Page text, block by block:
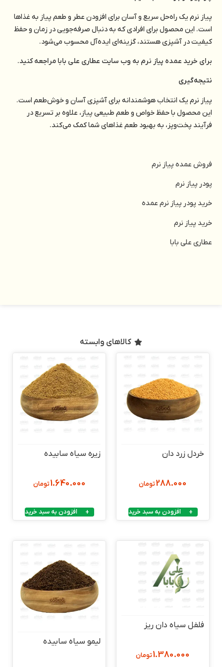
پیاز نرم یک راه‌حل سریع و آسان برای افزودن عطر و طعم پیاز به غذاها
است. این محصول برای افرادی که به دنبال صرفه‌جویی در زمان و حفظ
کیفیت در آشپزی هستند، گزینه‌ای ایده‌آل محسوب می‌شود.
برای خرید عمده پیاز نرم به وب سایت عطاری علی بابا مراجعه کنید.
نتیجه‌گیری
پیاز نرم یک انتخاب هوشمندانه برای آشپزی آسان و خوش‌طعم است.
این محصول با حفظ خواص و طعم طبیعی پیاز، علاوه بر تسریع در
فرآیند پخت‌وپز، به بهبود طعم غذاهای شما کمک می‌کند.
فروش عمده پیاز نرم
پودر پیاز نرم
خرید پودر پیاز نرم عمده
خرید پیاز نرم
عطاری علی بابا
کالاهای وابسته
خردل زرد دان
288.000تومان
افزودن به سبد خرید
زیره سیاه سابیده
1.640.000تومان
افزودن به سبد خرید
فلفل سیاه دان ریز
1.380.000تومان
لیمو سیاه سابیده